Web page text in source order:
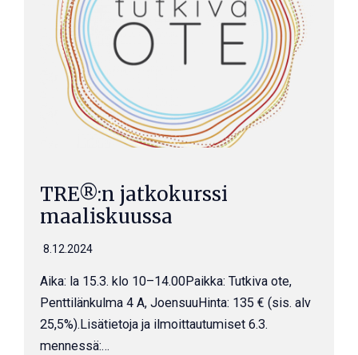
TRE®:n jatkokurssi
maaliskuussa
8.12.2024
Aika: la 15.3. klo 10–14.00Paikka: Tutkiva ote,
Penttilänkulma 4 A, JoensuuHinta: 135 € (sis. alv
25,5%).Lisätietoja ja ilmoittautumiset 6.3.
mennessä:…